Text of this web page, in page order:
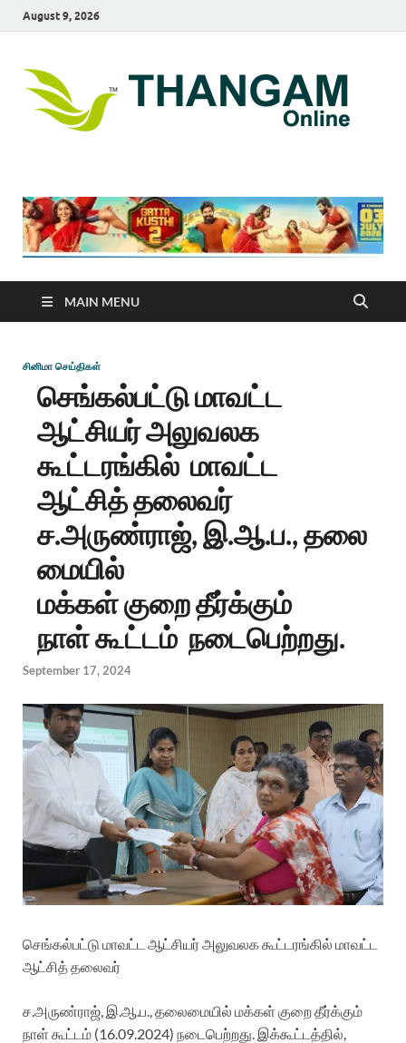
August 9, 2026
MAIN MENU
சினிமா செய்திகள்
செங்கல்பட்டு மாவட்ட
ஆட்சியர் அலுவலக
கூட்டரங்கில் மாவட்ட
ஆட்சித் தலைவர்
ச.அருண்ராஜ், இ.ஆ.ப., தலை
மையில்
மக்கள் குறை தீர்க்கும்
நாள் கூட்டம் நடைபெற்றது.
September 17, 2024
செங்கல்பட்டு மாவட்ட ஆட்சியர் அலுவலக கூட்டரங்கில் மாவட்ட
ஆட்சித் தலைவர்
ச.அருண்ராஜ், இ.ஆ.ப., தலைமையில் மக்கள் குறை தீர்க்கும்
நாள் கூட்டம் (16.09.2024) நடைபெற்றது. இக்கூட்டத்தில்,